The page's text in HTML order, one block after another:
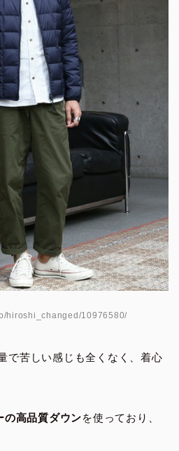
hiroshi_changed/10976580/
で苦しい感じも全くなく、着心
の高品質ダウンを使っており、